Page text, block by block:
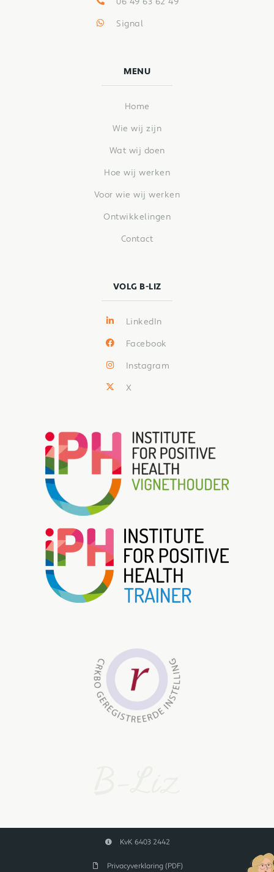
Signal
MENU
Home
Wie wij zijn
Wat wij doen
Hoe wij werken
Voor wie wij werken
Ontwikkelingen
Contact
VOLG B-LIZ
LinkedIn
Facebook
Instagram
X
KvK 6403 2442
Privacyverklaring (PDF)